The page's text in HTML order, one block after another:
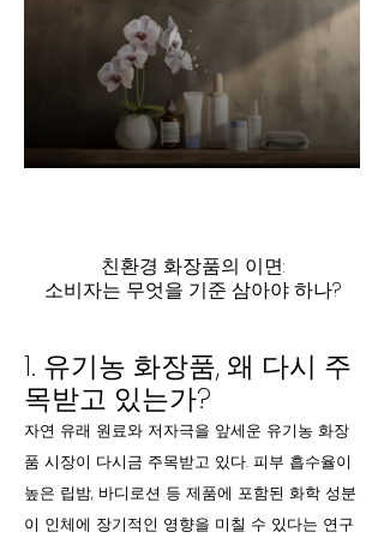
친환경 화장품의 이면:
소비자는 무엇을 기준 삼아야 하나?
1. 유기농 화장품, 왜 다시 주
목받고 있는가?
자연 유래 원료와 저자극을 앞세운 유기농 화장
품 시장이 다시금 주목받고 있다. 피부 흡수율이
높은 립밤, 바디로션 등 제품에 포함된 화학 성분
이 인체에 장기적인 영향을 미칠 수 있다는 연구